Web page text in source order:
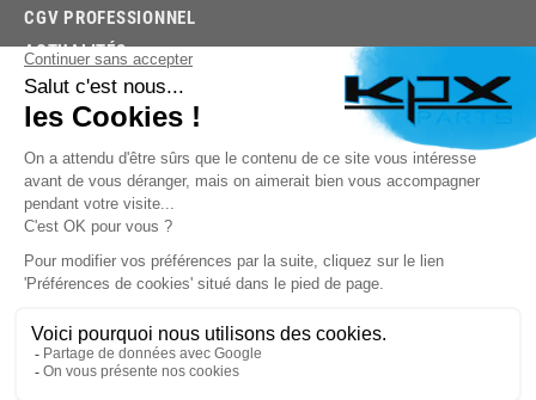
03.85.32.96.74
CGV PROFESSIONNEL
ACTUALITÉS